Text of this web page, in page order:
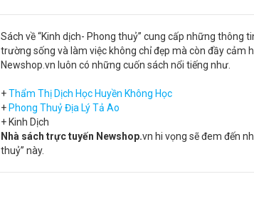
Sách về “Kinh dịch- Phong thuỷ” cung cấp những
trường sống và làm việc không chỉ đẹp mà còn đầy cảm
Newshop.vn luôn có những cuốn sách nổi tiếng như.
+Thẩm Thị Dịch Học Huyền Không Học
+ Phong Thuỷ Địa Lý Tả Ao
+ Kinh Dịch
Nhà sách trực tuyến Newshop.vn hi vọng sẽ đem đến
thuỷ” này.